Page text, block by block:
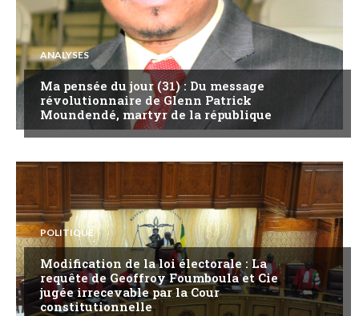
ANALYSES
Ma pensée du jour (31) : Du message
révolutionnaire de Glenn Patrick
Moundendé, martyr de la république
POLITIQUE
Modification de la loi électorale : La
requête de Geoffroy Foumboula et Cie
jugée irrecevable par la Cour
constitutionnelle